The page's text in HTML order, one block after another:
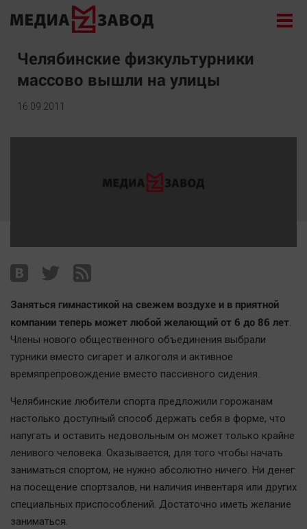
Новости
Экономика
Происшествия
Поиск
Наша победа
Общество
Политика
Экономика
Происшествия
Здоровье
Культура
Мнения
Спорт
Челябинские физкультурники
массово вышли на улицы
16.09.2011
Заняться гимнастикой на свежем воздухе и в приятной
компании теперь может любой желающий от 6 до 86 лет.
Члены нового общественного объединения выбрали
турники вместо сигарет и алкоголя и активное
времяпрепровождение вместо пассивного сидения.
Челябинские любители спорта предложили горожанам
настолько доступный способ держать себя в форме, что
напугать и оставить недовольным он может только крайне
ленивого человека. Оказывается, для того чтобы начать
заниматься спортом, не нужно абсолютно ничего. Ни денег
на посещение спортзалов, ни наличия инвентаря или других
специальных приспособлений. Достаточно иметь желание
заниматься.